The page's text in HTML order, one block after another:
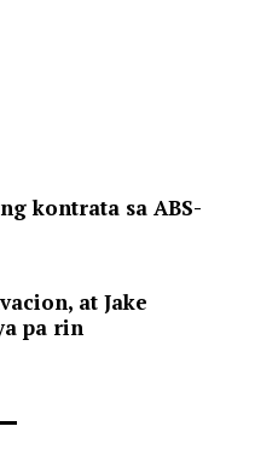
kontrata sa ABS-
at Jake
pa rin